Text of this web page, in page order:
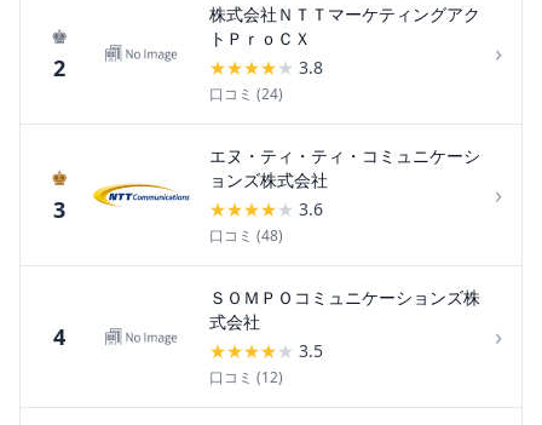
♚
2
株式会社ＮＴＴマーケティングアク
トＰｒｏＣＸ
★★★★★ 3.8
口コミ (24)
›
♚
3
エヌ・ティ・ティ・コミュニケーシ
ョンズ株式会社
★★★★★ 3.6
口コミ (48)
›
4
ＳＯＭＰＯコミュニケーションズ株
式会社
★★★★★ 3.5
口コミ (12)
›